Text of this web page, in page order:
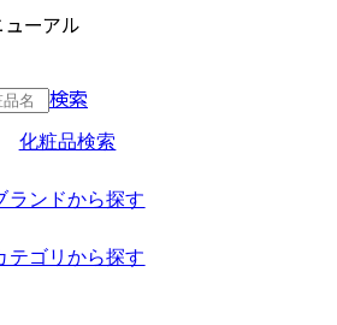
ーアル
検索
化粧品検索
ランドから探す
テゴリから探す